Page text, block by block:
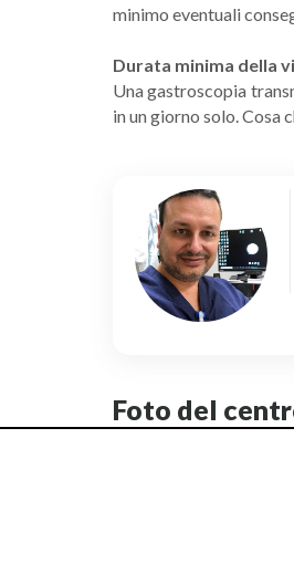
minimo eventuali
Durata minima della
Una gastroscopia
in un giorno solo.
Foto del